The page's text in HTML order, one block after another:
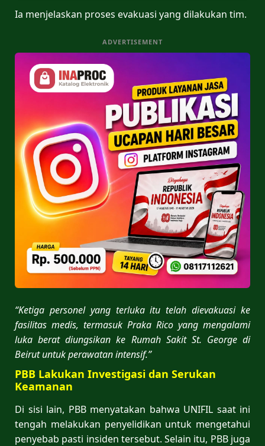
Ia menjelaskan proses evakuasi yang dilakukan tim.
ADVERTISEMENT
“Ketiga personel yang terluka itu telah dievakuasi ke
fasilitas medis, termasuk Praka Rico yang mengalami
luka berat diungsikan ke Rumah Sakit St. George di
Beirut untuk perawatan intensif.”
PBB Lakukan Investigasi dan Serukan
Keamanan
Di sisi lain, PBB menyatakan bahwa UNIFIL saat ini
tengah melakukan penyelidikan untuk mengetahui
penyebab pasti insiden tersebut. Selain itu, PBB juga